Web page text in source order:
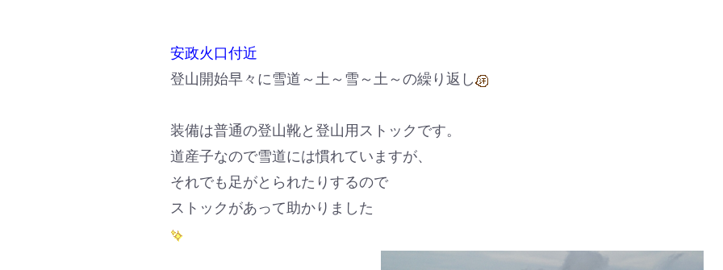
安政火口付近
登山開始早々に雪道～土～雪～土～の繰り返し
装備は普通の登山靴と登山用ストックです。
道産子なので雪道には慣れていますが、
それでも足がとられたりするので
ストックがあって助かりました